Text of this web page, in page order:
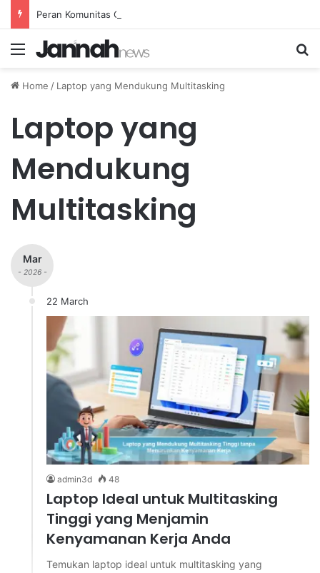
Menu
Home / Laptop yang Mendukung Multitasking
Laptop yang
Mendukung
Multitasking
Mar
- 2026 -
22 March
admin3d 48
Laptop Ideal untuk Multitasking
Tinggi yang Menjamin
Kenyamanan Kerja Anda
Temukan laptop ideal untuk multitasking yang